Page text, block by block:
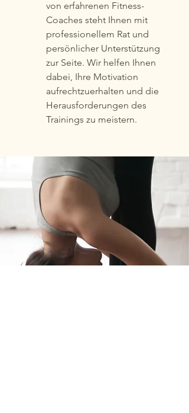
von erfahrenen Fitness-
Coaches steht Ihnen mit
professionellem Rat und
persönlicher Unterstützung
zur Seite. Wir helfen Ihnen
dabei, Ihre Motivation
aufrechtzuerhalten und die
Herausforderungen des
Trainings zu meistern.